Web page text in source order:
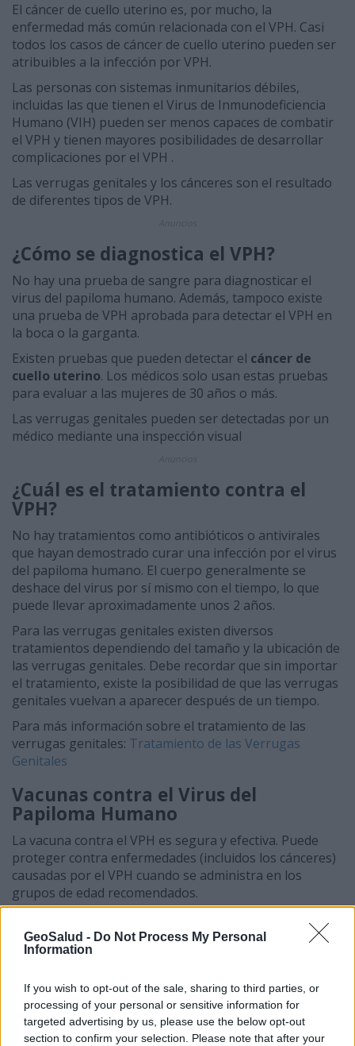
GeoSalud - Do Not Process My Personal
Information
If you wish to opt-out of the sale, sharing to third parties, or
processing of your personal or sensitive information for
targeted advertising by us, please use the below opt-out
section to confirm your selection. Please note that after your
El cáncer de cuello uterino es, por mucho, la
enfermedad más común relacionada con el VPH. Casi
todos los casos de cáncer de cuello uterino pueden ser
atribuibles a la infección por VPH.
Las personas con sistemas inmunitarios débiles,
incluidas las que tienen el Virus de Inmunodeficiencia
Humano (VIH) pueden ser menos capaces de combatir
el VPH y tienen mayores posibilidades de desarrollar
complicaciones por el VPH .
Las verrugas genitales y los cánceres son el resultado
de diferentes tipos de VPH.
¿Cómo se diagnostica el VPH?
No hay una prueba de sangre para diagnosticar el
virus del papiloma humano. Además, tampoco existe
una prueba de VPH aprobada para detectar el VPH en
la boca o la garganta.
Existen pruebas que pueden detectar el cáncer de
cuello uterino. Los médicos solo usan estas pruebas
para evaluar a las mujeres de 30 años o más.
Las verrugas genitales pueden ser detectadas por un
médico mediante una inspección visual
¿Cuál es el tratamiento contra el
VPH?
No hay tratamientos como antibióticos o antivirales
que hayan demostrado curar una infección por el virus
del papiloma humano. El cuerpo generalmente se
deshace del virus por sí mismo con el tiempo, lo que
puede llevar aproximadamente unos 2 años.
Para las verrugas genitales existen diversos
tratamientos dependiendo del tamaño y la ubicación de
las verrugas genitales. Debe recordar que sin importar
el tratamiento, existe la posibilidad de que las verrugas
genitales vuelvan a aparecer después de un tiempo.
Para más información sobre el tratamiento de las
verrugas genitales: Tratamiento de las Verrugas
Genitales
Vacunas contra el Virus del
Papiloma Humano
La vacuna contra el VPH es segura y efectiva. Puede
proteger contra enfermedades (incluidos los cánceres)
causadas por el VPH cuando se administra en los
grupos de edad recomendados.
por virus de papiloma humano:Vacunas contra el
Virus del Papiloma Humano
Artículos relacionados:
Qué son las verrugas genitales?